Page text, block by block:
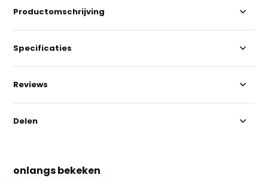
Productomschrijving
Specificaties
Reviews
Delen
onlangs bekeken